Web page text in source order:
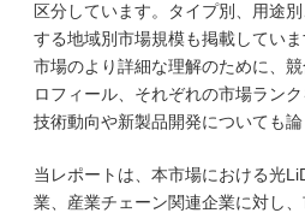
区分しています。タイプ別、用途
する地域別市場規模も掲載していま
市場のより詳細な理解のために、
ロフィール、それぞれの市場ラン
技術動向や新製品開発についても論
当レポートは、本市場における光
業、産業チェーン関連企業に対し